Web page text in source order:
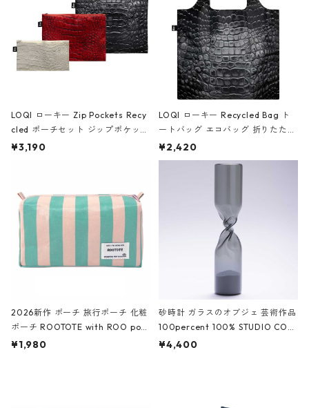
LOQI ローキー Zip Pockets Recy
cled ポーチセット ジップポケット
ファスナーポーチ 撥水加工 トラベ
ーガンディー、オフホワイト
¥3,190
LOQI ローキー Recycled Bag ト
ートバッグ エコバッグ 折りたたみ
大きめ 撥水加工 収納ポーチ CRO
CODILE/Black クロコダイル/ブラ
¥2,420
2026新作 ポーチ 旅行ポーチ 化粧
ポーチ ROOTOTE with ROO pou
ch 3532 ルートート WR.ポーチ.ラ
¥1,980
砂時計 ガラスのオブジェ 芸術作品
100percent 100% STUDIO COH
AKU Timeless 100パーセント ス
¥4,400